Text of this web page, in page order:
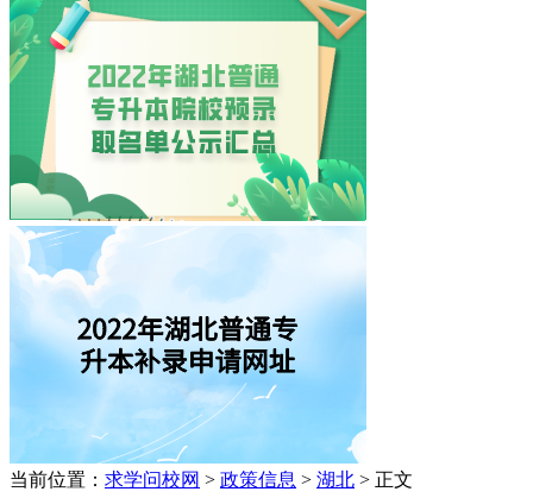
当前位置： 求学问校网 > 政策信息 > 湖北 > 正文